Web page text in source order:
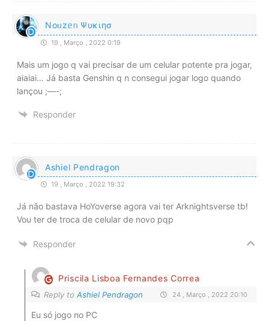
Noᥙzᥱᥒ Ψυκιησ
19 , Março , 2022 0:19
Mais um jogo q vai precisar de um celular potente pra jogar,
aiaiai… Já basta Genshin q n consegui jogar logo quando
lançou ;—-;
Responder
Ashiel Pendragon
19 , Março , 2022 19:32
Já não bastava HoYoverse agora vai ter Arknightsverse tb!
Vou ter de troca de celular de novo pqp
Responder
Priscila Lisboa Fernandes Correa
Reply to Ashiel Pendragon 24 , Março , 2022 20:10
Eu só jogo no PC